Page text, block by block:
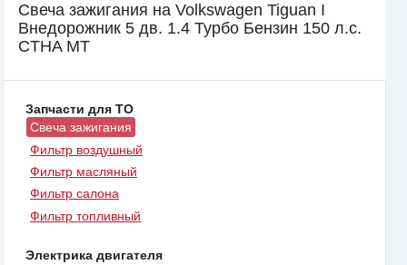
Свеча зажигания на Volkswagen Tiguan I
Внедорожник 5 дв. 1.4 Турбо Бензин 150 л.с.
CTHA MT
Запчасти для ТО
Свеча зажигания
Фильтр воздушный
Фильтр масляный
Фильтр салона
Фильтр топливный
Электрика двигателя